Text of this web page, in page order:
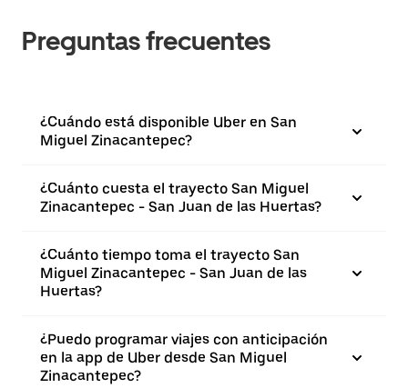
Preguntas frecuentes
¿Cuándo está disponible Uber en San
Miguel Zinacantepec?
¿Cuánto cuesta el trayecto San Miguel
Zinacantepec - San Juan de las Huertas?
¿Cuánto tiempo toma el trayecto San
Miguel Zinacantepec - San Juan de las
Huertas?
¿Puedo programar viajes con anticipación
en la app de Uber desde San Miguel
Zinacantepec?